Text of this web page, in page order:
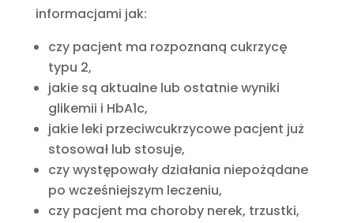
informacjami jak:
czy pacjent ma rozpoznaną cukrzycę
typu 2,
jakie są aktualne lub ostatnie wyniki
glikemii i HbA1c,
jakie leki przeciwcukrzycowe pacjent już
stosował lub stosuje,
czy występowały działania niepożądane
po wcześniejszym leczeniu,
czy pacjent ma choroby nerek, trzustki,